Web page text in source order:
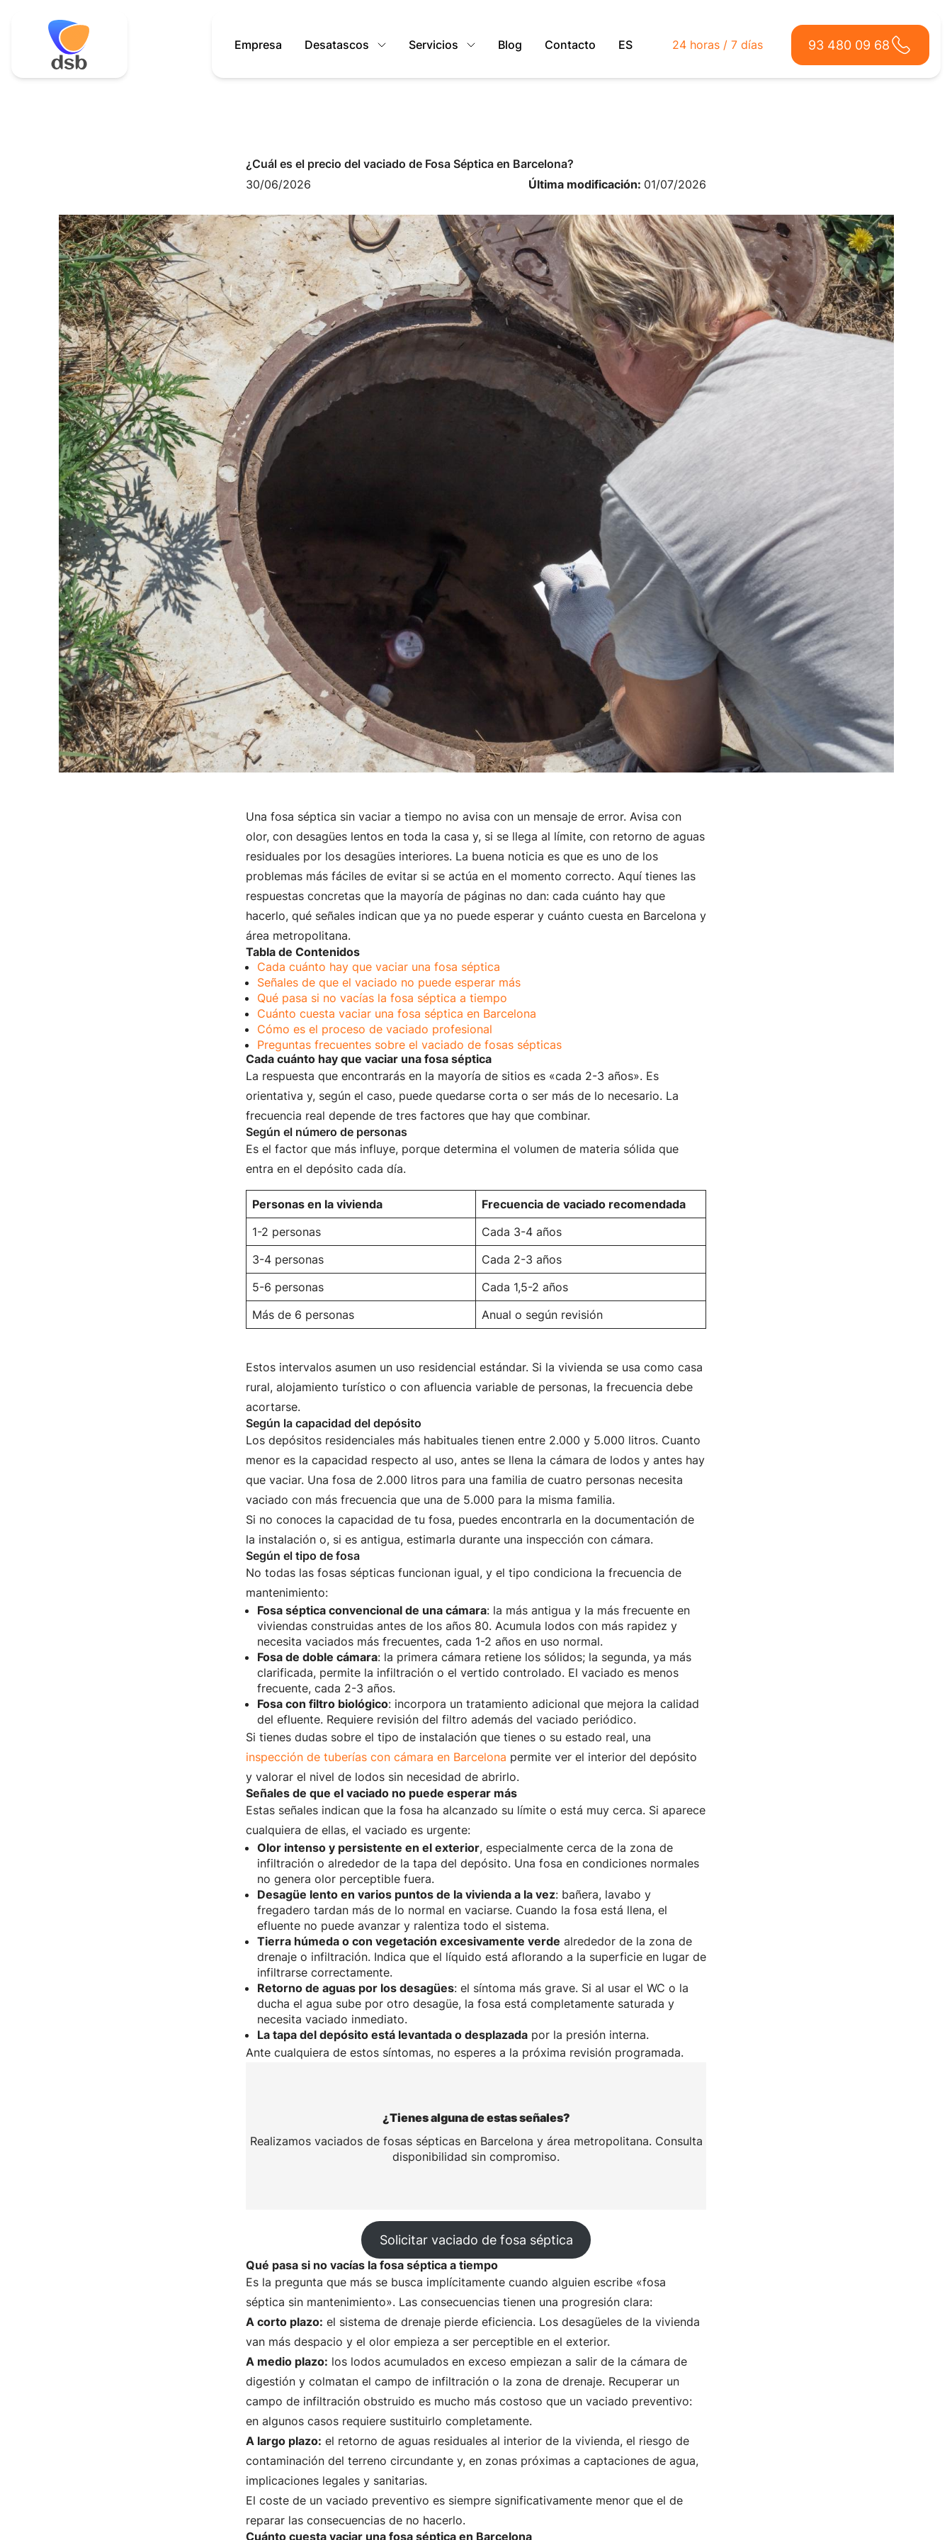
Empresa Desatascos Servicios Blog Contacto ES 24 horas / 7 días 93 480 09 68
¿Cuál es el precio del vaciado de Fosa Séptica en Barcelona?
30/06/2026
Última modificación: 01/07/2026
Una fosa séptica sin vaciar a tiempo no avisa con un mensaje de error. Avisa con
olor, con desagües lentos en toda la casa y, si se llega al límite, con retorno de aguas
residuales por los desagües interiores. La buena noticia es que es uno de los
problemas más fáciles de evitar si se actúa en el momento correcto. Aquí tienes las
respuestas concretas que la mayoría de páginas no dan: cada cuánto hay que
hacerlo, qué señales indican que ya no puede esperar y cuánto cuesta en Barcelona y
área metropolitana.
Tabla de Contenidos
Cada cuánto hay que vaciar una fosa séptica
Señales de que el vaciado no puede esperar más
Qué pasa si no vacías la fosa séptica a tiempo
Cuánto cuesta vaciar una fosa séptica en Barcelona
Cómo es el proceso de vaciado profesional
Preguntas frecuentes sobre el vaciado de fosas sépticas
Cada cuánto hay que vaciar una fosa séptica
La respuesta que encontrarás en la mayoría de sitios es «cada 2-3 años». Es
orientativa y, según el caso, puede quedarse corta o ser más de lo necesario. La
frecuencia real depende de tres factores que hay que combinar.
Según el número de personas
Es el factor que más influye, porque determina el volumen de materia sólida que
entra en el depósito cada día.
Personas en la vivienda
Frecuencia de vaciado recomendada
1-2 personas
Cada 3-4 años
3-4 personas
Cada 2-3 años
5-6 personas
Cada 1,5-2 años
Más de 6 personas
Anual o según revisión
Estos intervalos asumen un uso residencial estándar. Si la vivienda se usa como casa
rural, alojamiento turístico o con afluencia variable de personas, la frecuencia debe
acortarse.
Según la capacidad del depósito
Los depósitos residenciales más habituales tienen entre 2.000 y 5.000 litros. Cuanto
menor es la capacidad respecto al uso, antes se llena la cámara de lodos y antes hay
que vaciar. Una fosa de 2.000 litros para una familia de cuatro personas necesita
vaciado con más frecuencia que una de 5.000 para la misma familia.
Si no conoces la capacidad de tu fosa, puedes encontrarla en la documentación de
la instalación o, si es antigua, estimarla durante una inspección con cámara.
Según el tipo de fosa
No todas las fosas sépticas funcionan igual, y el tipo condiciona la frecuencia de
mantenimiento:
Fosa séptica convencional de una cámara: la más antigua y la más frecuente en
viviendas construidas antes de los años 80. Acumula lodos con más rapidez y
necesita vaciados más frecuentes, cada 1-2 años en uso normal.
Fosa de doble cámara: la primera cámara retiene los sólidos; la segunda, ya más
clarificada, permite la infiltración o el vertido controlado. El vaciado es menos
frecuente, cada 2-3 años.
Fosa con filtro biológico: incorpora un tratamiento adicional que mejora la calidad
del efluente. Requiere revisión del filtro además del vaciado periódico.
Si tienes dudas sobre el tipo de instalación que tienes o su estado real, una
inspección de tuberías con cámara en Barcelona permite ver el interior del depósito
y valorar el nivel de lodos sin necesidad de abrirlo.
Señales de que el vaciado no puede esperar más
Estas señales indican que la fosa ha alcanzado su límite o está muy cerca. Si aparece
cualquiera de ellas, el vaciado es urgente:
Olor intenso y persistente en el exterior, especialmente cerca de la zona de
infiltración o alrededor de la tapa del depósito. Una fosa en condiciones normales
no genera olor perceptible fuera.
Desagüe lento en varios puntos de la vivienda a la vez: bañera, lavabo y
fregadero tardan más de lo normal en vaciarse. Cuando la fosa está llena, el
efluente no puede avanzar y ralentiza todo el sistema.
Tierra húmeda o con vegetación excesivamente verde alrededor de la zona de
drenaje o infiltración. Indica que el líquido está aflorando a la superficie en lugar de
infiltrarse correctamente.
Retorno de aguas por los desagües: el síntoma más grave. Si al usar el WC o la
ducha el agua sube por otro desagüe, la fosa está completamente saturada y
necesita vaciado inmediato.
La tapa del depósito está levantada o desplazada por la presión interna.
Ante cualquiera de estos síntomas, no esperes a la próxima revisión programada.
¿Tienes alguna de estas señales?
Realizamos vaciados de fosas sépticas en Barcelona y área metropolitana. Consulta
disponibilidad sin compromiso.
Solicitar vaciado de fosa séptica
Qué pasa si no vacías la fosa séptica a tiempo
Es la pregunta que más se busca implícitamente cuando alguien escribe «fosa
séptica sin mantenimiento». Las consecuencias tienen una progresión clara:
A corto plazo: el sistema de drenaje pierde eficiencia. Los desagüeles de la vivienda
van más despacio y el olor empieza a ser perceptible en el exterior.
A medio plazo: los lodos acumulados en exceso empiezan a salir de la cámara de
digestión y colmatan el campo de infiltración o la zona de drenaje. Recuperar un
campo de infiltración obstruido es mucho más costoso que un vaciado preventivo:
en algunos casos requiere sustituirlo completamente.
A largo plazo: el retorno de aguas residuales al interior de la vivienda, el riesgo de
contaminación del terreno circundante y, en zonas próximas a captaciones de agua,
implicaciones legales y sanitarias.
El coste de un vaciado preventivo es siempre significativamente menor que el de
reparar las consecuencias de no hacerlo.
Cuánto cuesta vaciar una fosa séptica en Barcelona